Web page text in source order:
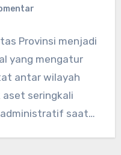
Provinsi menjadi
yang mengatur
antar wilayah
seringkali
saat